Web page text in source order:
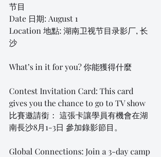
节目
Date 日期: August 1
Location 地點: 湖南卫视节目录影厂, 长
沙
What’s in it for you? 你能獲得什麼
Contest Invitation Card: This card
gives you the chance to go to TV show
比賽邀請銜： 這張卡讓學員有機會在湖
南長沙8月1-3日 參加錄影節目。
Global Connections: Join a 3-day camp